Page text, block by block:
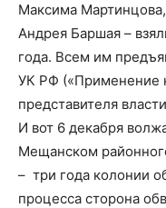
Максима
Андрея Баршая –
года. Всем им
УК РФ («Применение
представителя
И вот 6 декабря
Мещанском
– три года колонии
процесса сторона